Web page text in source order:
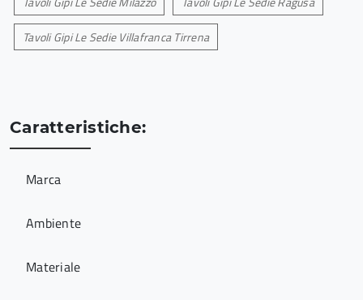
Tavoli Gipi Le Sedie Villafranca Tirrena
Caratteristiche:
Marca
Ambiente
Materiale